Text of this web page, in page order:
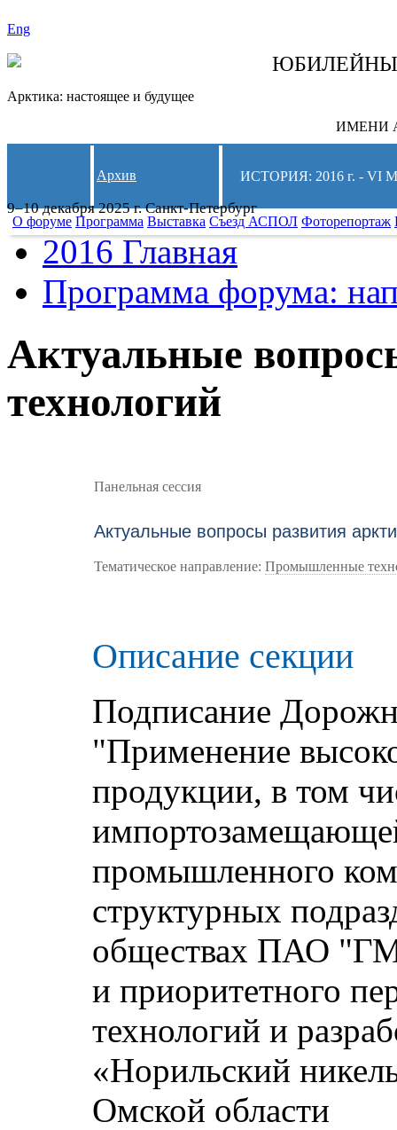
Eng
Арктика: настоящее и будущее
ИМЕНИ
9–10 декабря 2025 г. Санкт-Петербург
Архив ИСТОРИЯ: 2016 г. -
О форуме Программа Выставка Съезд АСПОЛ Фоторепортаж
2016 Главная
Программа форума:
Актуальные
технологий
Панельная сессия
Актуальные вопросы развития
Тематическое направление:Промышленные
Описание секции
Подписание
"Применение
продукции, в том
промышленного
структурных
обществах ПАО
и приоритетного
технологий и
«Норильский
Омской области